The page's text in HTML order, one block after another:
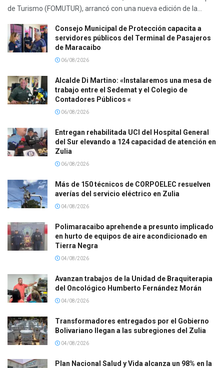
de Turismo (FOMUTUR), arrancó con una nueva edición de la...
Consejo Municipal de Protección capacita a
servidores públicos del Terminal de Pasajeros
de Maracaibo
06/08/2026
Alcalde Di Martino: «Instalaremos una mesa de
trabajo entre el Sedemat y el Colegio de
Contadores Públicos «
06/08/2026
Entregan rehabilitada UCI del Hospital General
del Sur elevando a 124 capacidad de atención en
Zulia
06/08/2026
Más de 150 técnicos de CORPOELEC resuelven
averías del servicio eléctrico en Zulia
04/08/2026
Polimaracaibo aprehende a presunto implicado
en hurto de equipos de aire acondicionado en
Tierra Negra
04/08/2026
Avanzan trabajos de la Unidad de Braquiterapia
del Oncológico Humberto Fernández Morán
04/08/2026
Transformadores entregados por el Gobierno
Bolivariano llegan a las subregiones del Zulia
04/08/2026
Plan Nacional Salud y Vida alcanza un 98% en la